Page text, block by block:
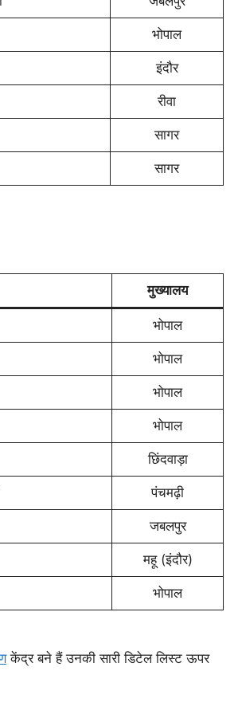
भोपाल
इंदौर
रीवा
सागर
सागर
मुख्यालय
भोपाल
भोपाल
भोपाल
भोपाल
छिंदवाड़ा
पंचमढ़ी
जबलपुर
महू (इंदौर)
भोपाल
केंद्र बने हैं उनकी सारी डिटेल लिस्ट ऊपर